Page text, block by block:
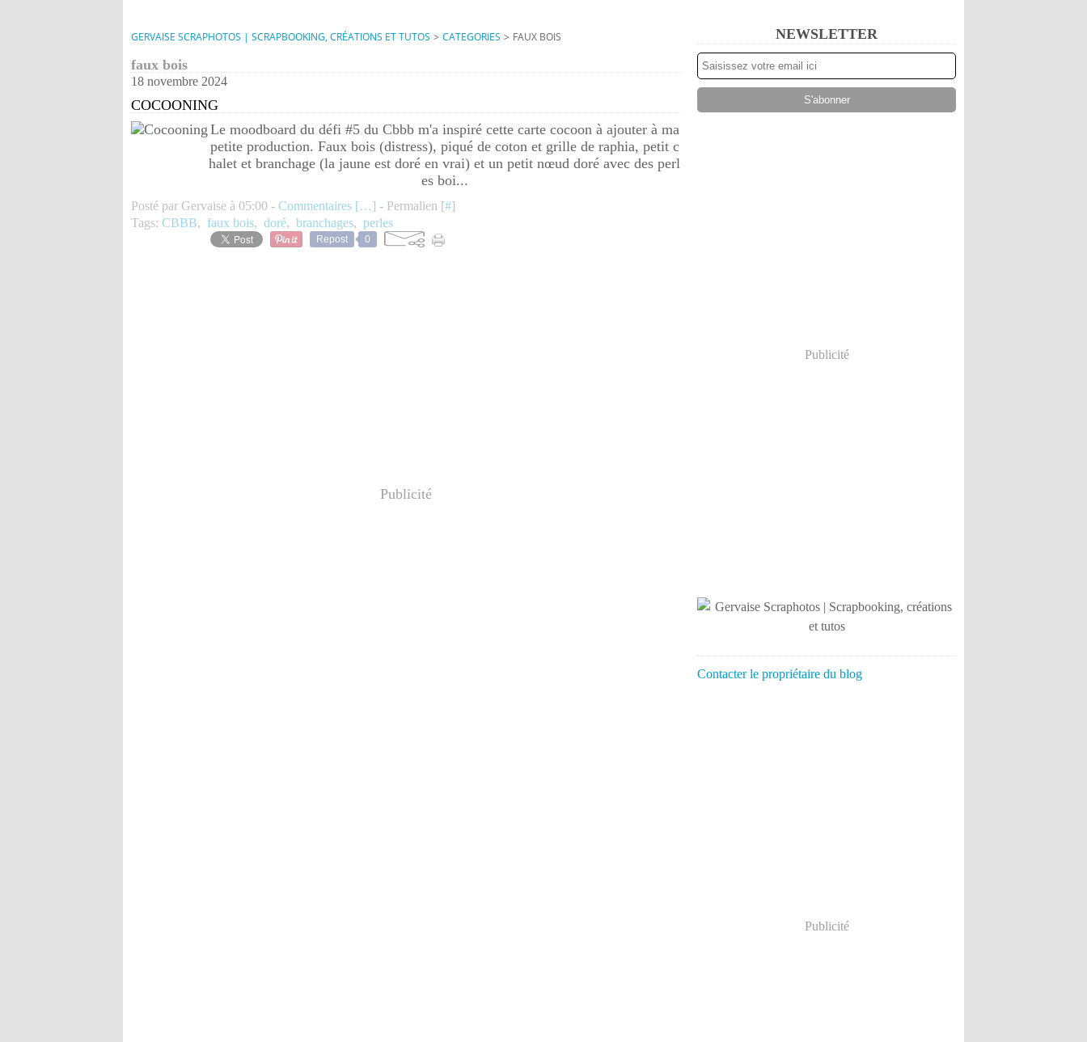
GERVAISE SCRAPHOTOS | SCRAPBOOKING, CRÉATIONS ET TUTOS > CATEGORIES > FAUX BOIS
faux bois
18 novembre 2024
COCOONING
Le moodboard du défi #5 du Cbbb m'a inspiré cette carte cocoon à ajouter à ma
petite production. Faux bois (distress), piqué de coton et grille de raphia, petit c
halet et branchage (la jaune est doré en vrai) et un petit nœud doré avec des perl
es boi...
Posté par Gervaise à 05:00 - Commentaires […] - Permalien [#]
Tags: CBBB, faux bois, doré, branchages, perles
Repost 0
Publicité
NEWSLETTER
Publicité
Contacter le propriétaire du blog
Publicité